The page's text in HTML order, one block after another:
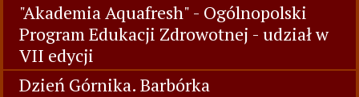
"Akademia Aquafresh" - Ogólnopolski
Program Edukacji Zdrowotnej - udział w
VII edycji
Dzień Górnika. Barbórka